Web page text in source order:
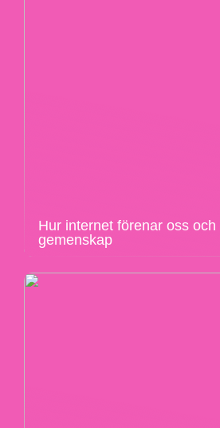
Hur internet förenar oss och
gemenskap